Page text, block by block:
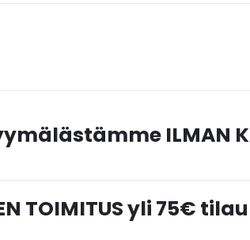
ILMAN
TOIMITUS yli 75€